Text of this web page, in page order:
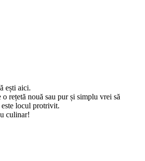
ești aici.
o rețetă nouă sau pur și simplu vrei să
este locul protrivit.
culinar!